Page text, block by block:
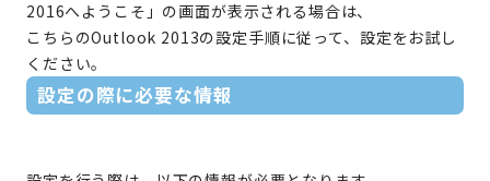
2016へようこそ」の画面が表示される場合は、
こちらのOutlook 2013の設定手順に従って、設定をお試し
ください。
設定の際に必要な情報